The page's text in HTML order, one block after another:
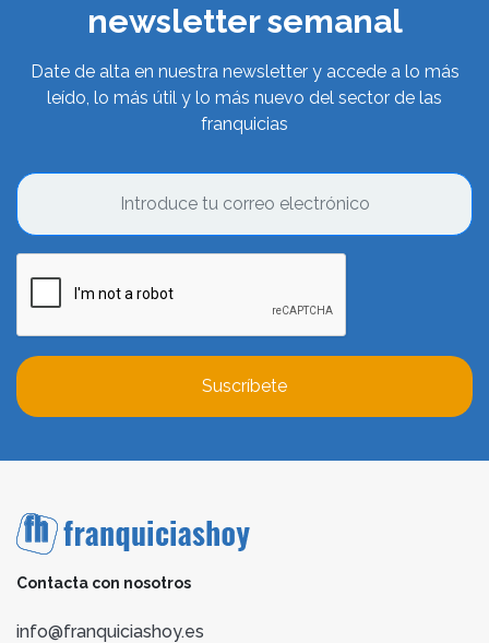
newsletter semanal
Date de alta en nuestra newsletter y accede a lo más
leído, lo más útil y lo más nuevo del sector de las
franquicias
Suscríbete
Contacta con nosotros
info@franquiciashoy.es